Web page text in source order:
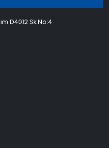
D4012 Sk.No:4